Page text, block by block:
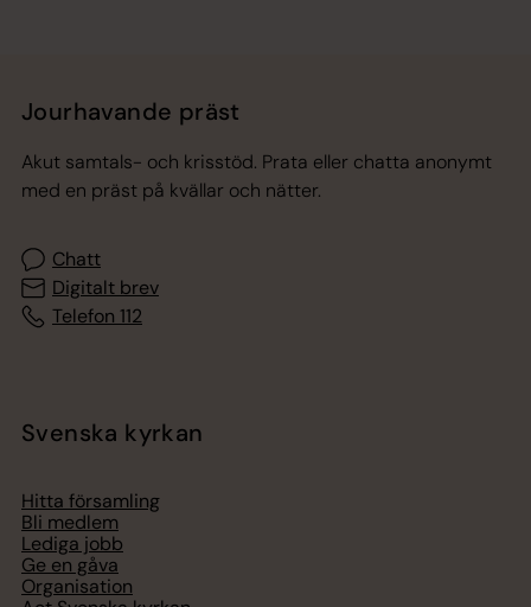
Jourhavande präst
Akut samtals- och krisstöd. Prata eller chatta anonymt
med en präst på kvällar och nätter.
Chatt
Digitalt brev
Telefon 112
Svenska kyrkan
Hitta församling
Bli medlem
Lediga jobb
Ge en gåva
Organisation